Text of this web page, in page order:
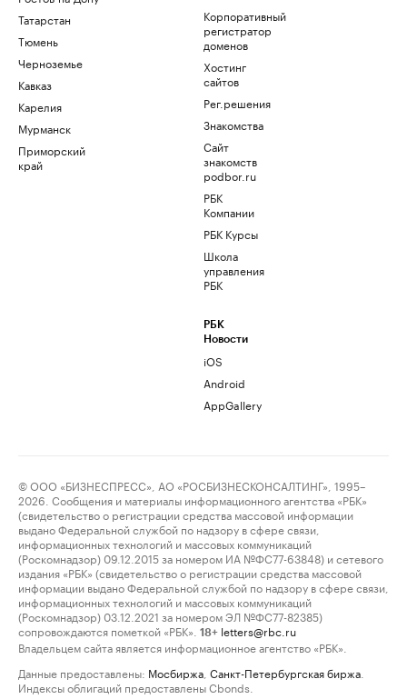
Татарстан
Тюмень
Черноземье
Кавказ
Карелия
Мурманск
Приморский
край
Корпоративный
регистратор
доменов
Хостинг
сайтов
Рег.решения
Знакомства
Сайт
знакомств
podbor.ru
РБК
Компании
РБК Курсы
Школа
управления
РБК
РБК
Новости
iOS
Android
AppGallery
© ООО «БИЗНЕСПРЕСС», АО «РОСБИЗНЕСКОНСАЛТИНГ», 1995–
2026. Сообщения и материалы информационного агентства «РБК»
(свидетельство о регистрации средства массовой информации
выдано Федеральной службой по надзору в сфере связи,
информационных технологий и массовых коммуникаций
(Роскомнадзор) 09.12.2015 за номером ИА №ФС77-63848) и сетевого
издания «РБК» (свидетельство о регистрации средства массовой
информации выдано Федеральной службой по надзору в сфере связи,
информационных технологий и массовых коммуникаций
(Роскомнадзор) 03.12.2021 за номером ЭЛ №ФС77-82385)
сопровождаются пометкой «РБК».
18+ letters@rbc.ru
Владельцем сайта является информационное агентство «РБК».
Данные предоставлены: Мосбиржа Санкт-Петербургская биржа
Индексы облигаций предоставлены Cbonds.